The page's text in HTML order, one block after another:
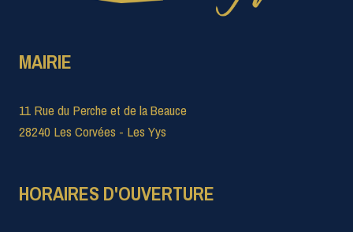
MAIRIE
11 Rue du Perche et de la Beauce
28240 Les Corvées - Les Yys
HORAIRES D'OUVERTURE